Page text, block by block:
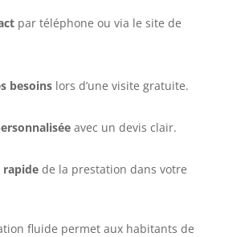
par téléphone ou via le site de
besoinslors d’une visite gratuite.
avec un devis clair.
rapidede la prestation dans votre
fluide permet aux habitants de